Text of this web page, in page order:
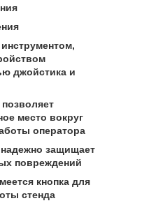
джойстика и
место вокруг
оператора
надежно защищает
повреждений
кнопка для
стенда